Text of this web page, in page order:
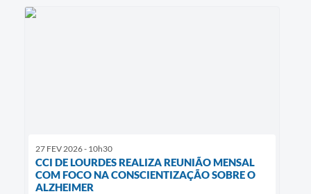
27 FEV 2026 - 10h30
CCI DE LOURDES REALIZA REUNIÃO MENSAL
COM FOCO NA CONSCIENTIZAÇÃO SOBRE O
ALZHEIMER